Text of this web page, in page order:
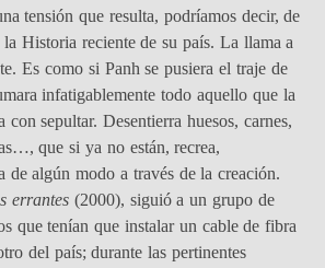
tensión que resulta, podríamos decir, de
la Historia reciente de su país. La llama a
Es como si Panh se pusiera el traje de
infatigablemente todo aquello que la
con sepultar. Desentierra huesos, carnes,
que si ya no están, recrea,
de algún modo a través de la creación.
errantes (2000), siguió a un grupo de
que tenían que instalar un cable de fibra
del país; durante las pertinentes